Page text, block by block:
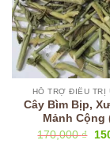
HỖ TRỢ ĐIỀU TRỊ
Cây Bìm Bịp,
Mảnh Cộng
170,000₫
Giá